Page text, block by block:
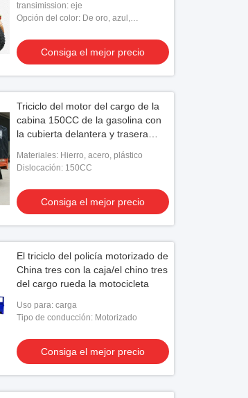
transimission: eje
Opción del color: De oro, azul,
Consiga el mejor precio
Triciclo del motor del cargo de la
cabina 150CC de la gasolina con
la cubierta delantera y trasera
Materiales: Hierro, acero, plástico
Dislocación: 150CC
Consiga el mejor precio
El triciclo del policía motorizado de
China tres con la caja/el chino tres
del cargo rueda la motocicleta
Uso para: carga
Tipo de conducción: Motorizado
Consiga el mejor precio